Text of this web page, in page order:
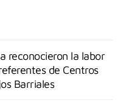
reconocieron la labor
de Centros
Barriales